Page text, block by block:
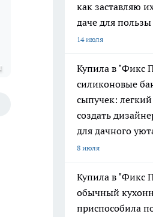
как заставляю
даче для
14 июля
Купила в "Фикс
силиконовые
сыпучек: легкий
создать
для дачного
8 июля
Купила в "Фикс
обычный
приспособила